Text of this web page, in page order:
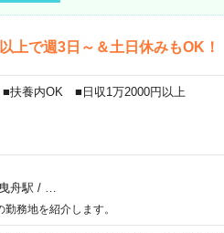
で週3日～＆土日休みもOK！
扶養内OK ■日収1万2000円以上
舟駅 /
務地を紹介します。